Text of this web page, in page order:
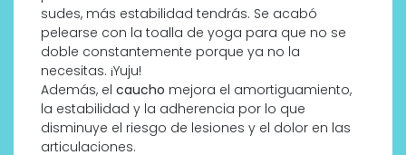
sudes, más estabilidad tendrás. Se acabó
pelearse con la toalla de yoga para que no se
doble constantemente porque ya no la
necesitas. ¡Yuju!
Además, el caucho mejora el amortiguamiento,
la estabilidad y la adherencia por lo que
disminuye el riesgo de lesiones y el dolor en las
articulaciones.